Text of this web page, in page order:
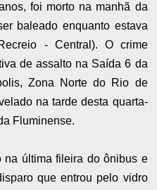
foi morto na manhã da
baleado enquanto estava
- Central). O crime
de assalto na Saída 6 da
Zona Norte do Rio de
na tarde desta quarta-
Fluminense.
na última fileira do ônibus e
que entrou pelo vidro